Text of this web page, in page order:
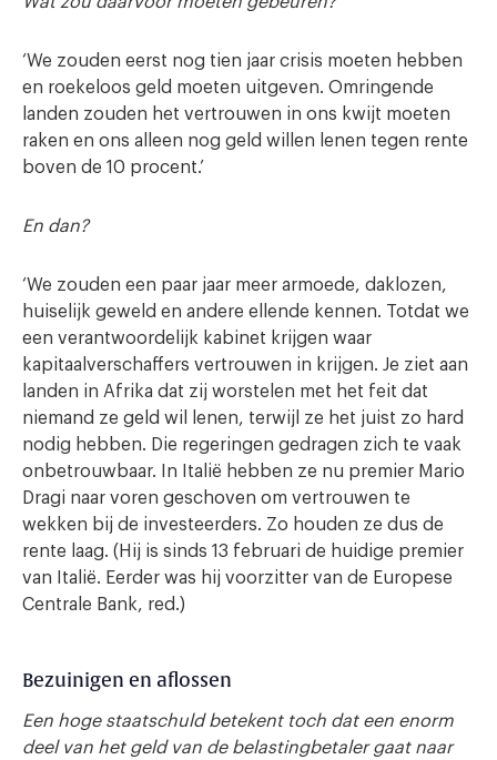
‘We zouden eerst nog tien jaar crisis moeten hebben
en roekeloos geld moeten uitgeven. Omringende
landen zouden het vertrouwen in ons kwijt moeten
raken en ons alleen nog geld willen lenen tegen rente
boven de 10 procent.’
En dan?
‘We zouden een paar jaar meer armoede, daklozen,
huiselijk geweld en andere ellende kennen. Totdat we
een verantwoordelijk kabinet krijgen waar
kapitaalverschaffers vertrouwen in krijgen. Je ziet aan
landen in Afrika dat zij worstelen met het feit dat
niemand ze geld wil lenen, terwijl ze het juist zo hard
nodig hebben. Die regeringen gedragen zich te vaak
onbetrouwbaar. In Italië hebben ze nu premier Mario
Dragi naar voren geschoven om vertrouwen te
wekken bij de investeerders. Zo houden ze dus de
rente laag. (Hij is sinds 13 februari de huidige premier
van Italië. Eerder was hij voorzitter van de Europese
Centrale Bank, red.)
Bezuinigen en aflossen
Een hoge staatschuld betekent toch dat een enorm
deel van het geld van de belastingbetaler gaat naar